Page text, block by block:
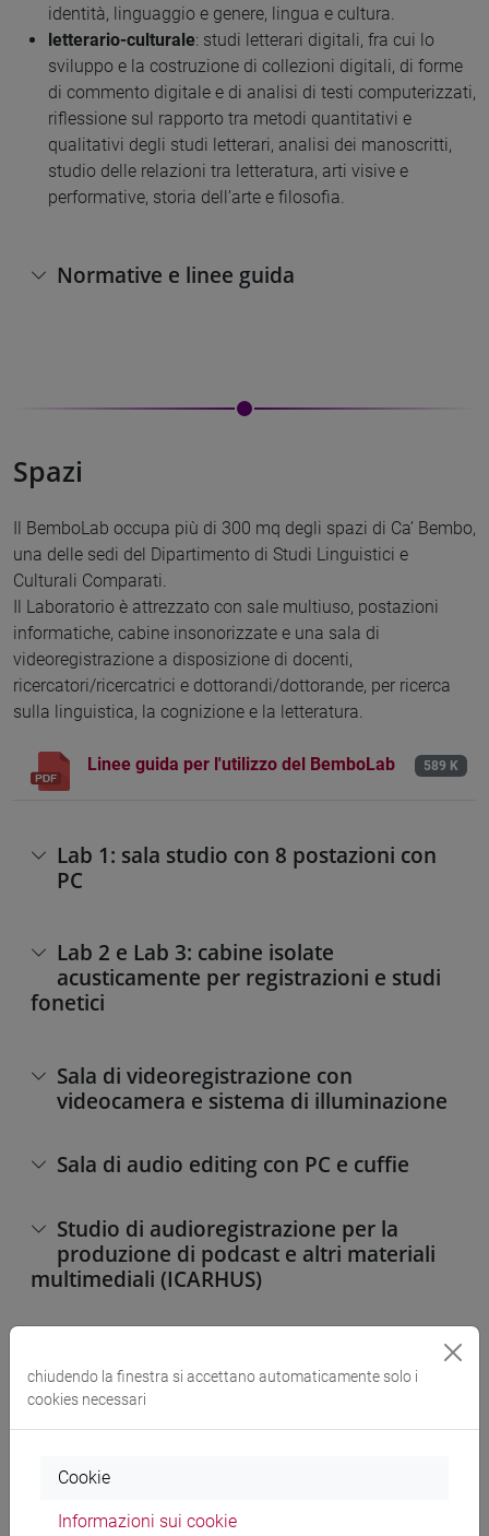
identità, linguaggio e genere, lingua e cultura.
letterario-culturale: studi letterari digitali, fra cui lo
sviluppo e la costruzione di collezioni digitali, di forme
di commento digitale e di analisi di testi computerizzati,
riflessione sul rapporto tra metodi quantitativi e
qualitativi degli studi letterari, analisi dei manoscritti,
studio delle relazioni tra letteratura, arti visive e
performative, storia dell’arte e filosofia.
Normative e linee guida
Spazi
Il BemboLab occupa più di 300 mq degli spazi di Ca’ Bembo,
una delle sedi del Dipartimento di Studi Linguistici e
Culturali Comparati.
Il Laboratorio è attrezzato con sale multiuso, postazioni
informatiche, cabine insonorizzate e una sala di
videoregistrazione a disposizione di docenti,
ricercatori/ricercatrici e dottorandi/dottorande, per ricerca
sulla linguistica, la cognizione e la letteratura.
Linee guida per l'utilizzo del BemboLab 589 K
Lab 1: sala studio con 8 postazioni con
PC
Lab 2 e Lab 3: cabine isolate
acusticamente per registrazioni e studi
fonetici
Sala di videoregistrazione con
videocamera e sistema di illuminazione
Sala di audio editing con PC e cuffie
Studio di audioregistrazione per la
produzione di podcast e altri materiali
multimediali (ICARHUS)
volumi su scienze cognitive
Fondo Alessandro Costantini: biblioteca
chiudendo la finestra si accettano automaticamente solo i
cookies necessari
Cookie
Informazioni sui cookie